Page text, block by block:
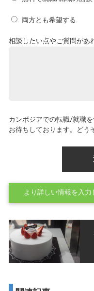
両方とも希望する
相談したい点やご質問があ
カンボジアでの転職/就職
お待ちしております。どう
より詳しい情報を入